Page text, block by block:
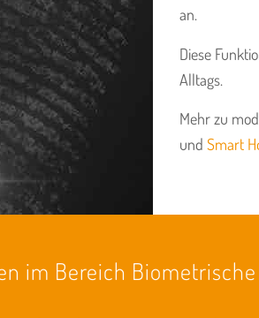
an.
Diese
Alltags.
Mehr zu
und Smart
im Bereich